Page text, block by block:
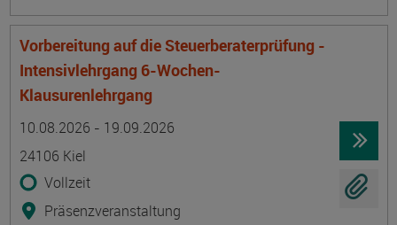
Vorbereitung auf die Steuerberaterprüfung -
Intensivlehrgang 6-Wochen-
Klausurenlehrgang
10.08.2026 - 19.09.2026
24106 Kiel
Vollzeit
Präsenzveranstaltung